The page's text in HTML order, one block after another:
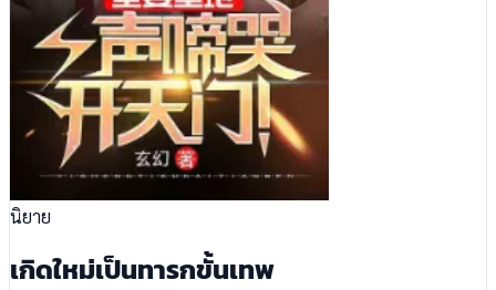
นิยาย
เกิดใหม่เป็นทารกขั้นเทพ